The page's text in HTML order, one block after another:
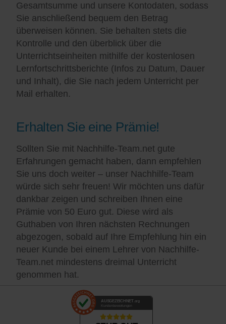
Gesamtsumme und unsere Kontodaten, sodass
Sie anschließend bequem den Betrag
überweisen können. Sie behalten stets die
Kontrolle und den überblick über die
Unterrichtseinheiten mithilfe der kostenlosen
Lernfortschrittsberichte (Infos zu Datum, Dauer
und Inhalt), die Sie nach jedem Unterricht per
Mail erhalten.
Erhalten Sie eine Prämie!
Sollten Sie mit Nachhilfe-Team.net gute
Erfahrungen gemacht haben, dann empfehlen
Sie uns doch weiter – unser Nachhilfe-Team
würde sich sehr freuen! Wir möchten uns dafür
dankbar zeigen und schreiben Ihnen eine
Prämie von 50 Euro gut. Diese wird als
Guthaben von Ihren nächsten Rechnungen
abgezogen, sobald auf Ihre Empfehlung hin ein
neuer Kunde bei einem Lehrer von Nachhilfe-
Team.net mindestens dreimal Unterricht
genommen hat.
AUSGEZEICHNET .org
Kundenbewertungen